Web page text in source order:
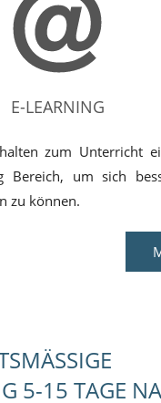
E-LEARNING
zum Unterricht
Bereich, um sich
zu können.
A
15 TAGE